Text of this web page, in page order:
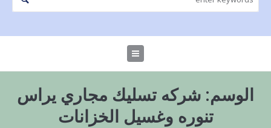
الوسم: شركه تسليك مجاري يراس
تنوره وغسيل الخزانات